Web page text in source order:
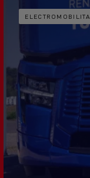
ELECTROMOBILITA